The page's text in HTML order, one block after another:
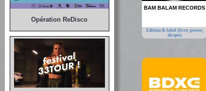
Opération ReDisco
BAM BALAM RECORDS
Edition & label (livre, presse,
disque)